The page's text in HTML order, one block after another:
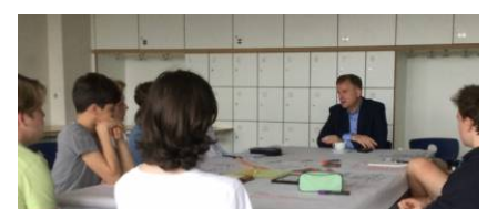
CDU Potsdam